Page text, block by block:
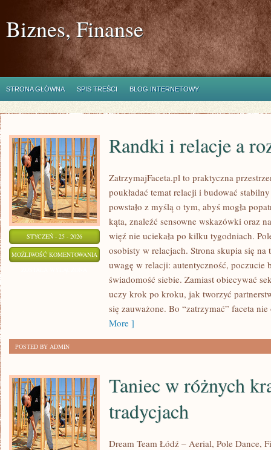
Biznes, Finanse
STRONA GŁÓWNA SPIS TREŚCI BLOG INTERNETOWY
STYCZEŃ - 25 - 2026
MOŻLIWOŚĆ KOMENTOWANIA RANDKI
RELACJE
ROZWÓJ
Randki i relacje a
ZatrzymajFaceta.pl to praktyczna
poukładać temat relacji i budować
powstało z myślą o tym, abyś mogła
kąta, znaleźć sensowne wskazówki oraz
więź nie uciekała po kilku tygodniach.
osobisty w relacjach. Strona skupia się
uwagę w relacji: autentyczność, poczucie
świadomość siebie. Zamiast obiecywać
uczy krok po kroku, jak tworzyć
się zauważone. Bo “zatrzymać” faceta
More ]
POSTED BY ADMIN
Taniec w różnych
tradycjach
Dream Team Łódź – Aerial, Pole Dance,